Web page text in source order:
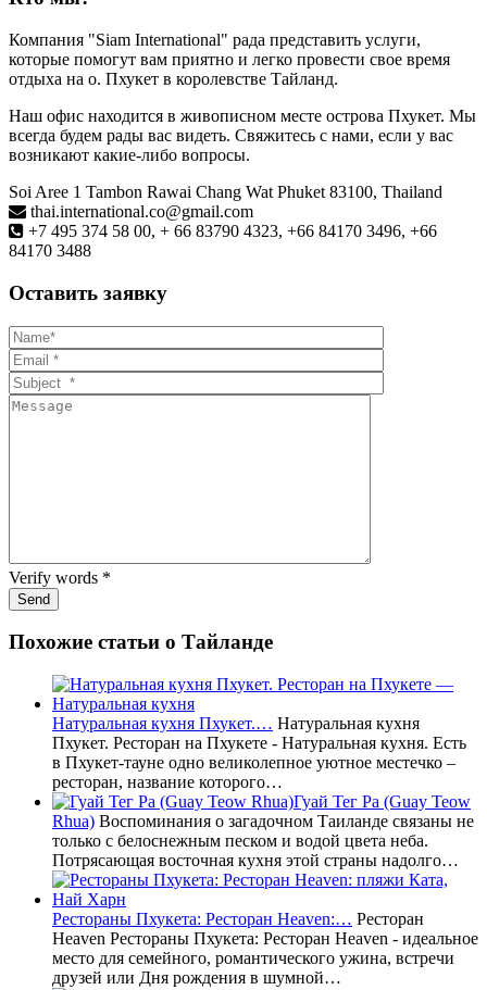
Компания "Siam International" рада представить услуги,
которые помогут вам приятно и легко провести свое время
отдыха на о. Пхукет в королевстве Тайланд.
Наш офис находится в живописном месте острова Пхукет. Мы
всегда будем рады вас видеть. Свяжитесь с нами, если у вас
возникают какие-либо вопросы.
Soi Aree 1 Tambon Rawai Chang Wat Phuket 83100, Thailand
thai.international.co@gmail.com
+7 495 374 58 00, + 66 83790 4323, +66 84170 3496, +66
84170 3488
Оставить заявку
Verify words *
Похожие статьи о Тайланде
Натуральная кухня Пхукет.… Натуральная кухня
Пхукет. Ресторан на Пхукете - Натуральная кухня. Есть
в Пхукет-тауне одно великолепное уютное местечко –
ресторан, название которого…
Гуай Тег Ра (Guay Teow
Rhua) Воспоминания о загадочном Таиланде связаны не
только с белоснежным песком и водой цвета неба.
Потрясающая восточная кухня этой страны надолго…
Рестораны Пхукета: Ресторан Heaven:… Ресторан
Heaven Рестораны Пхукета: Ресторан Heaven - идеальное
место для семейного, романтического ужина, встречи
друзей или Дня рождения в шумной…